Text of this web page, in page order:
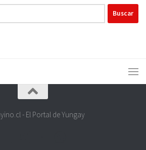
- El Portal de Yungay